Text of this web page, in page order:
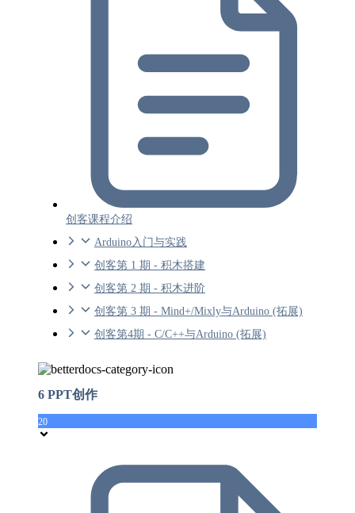
创客课程介绍
Arduino入门与实践
创客第 1 期 - 积木搭建
创客第 2 期 - 积木进阶
创客第 3 期 - Mind+/Mixly与Arduino (拓展)
创客第4期 - C/C++与Arduino (拓展)
6 PPT创作
20